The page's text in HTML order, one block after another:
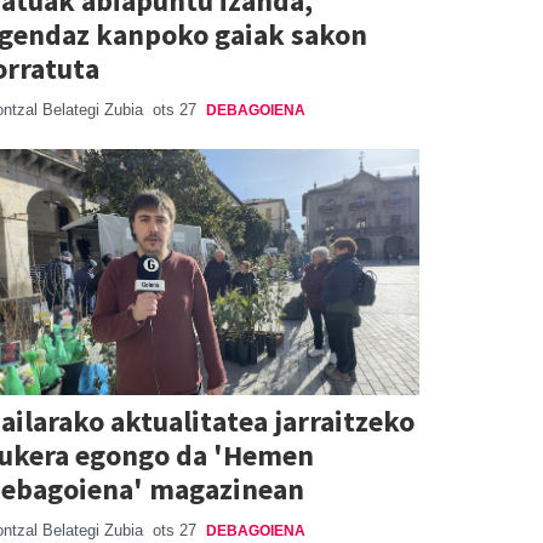
kanpoko gaiak sakon
Belategi Zubia ots 27 DEBAGOIENA
aktualitatea jarraitzeko
egongo da 'Hemen
magazinean
Belategi Zubia ots 27 DEBAGOIENA